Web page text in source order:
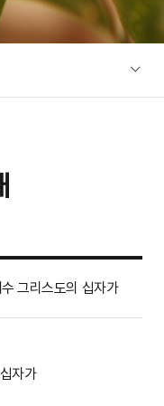
그리스도의 십자가
자가